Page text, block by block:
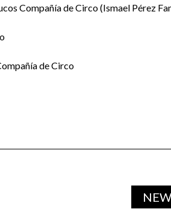
Compañía de Circo (Ismael Pérez
de Circo